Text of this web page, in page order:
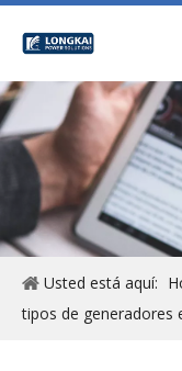
Usted está aquí:
tipos de generadores